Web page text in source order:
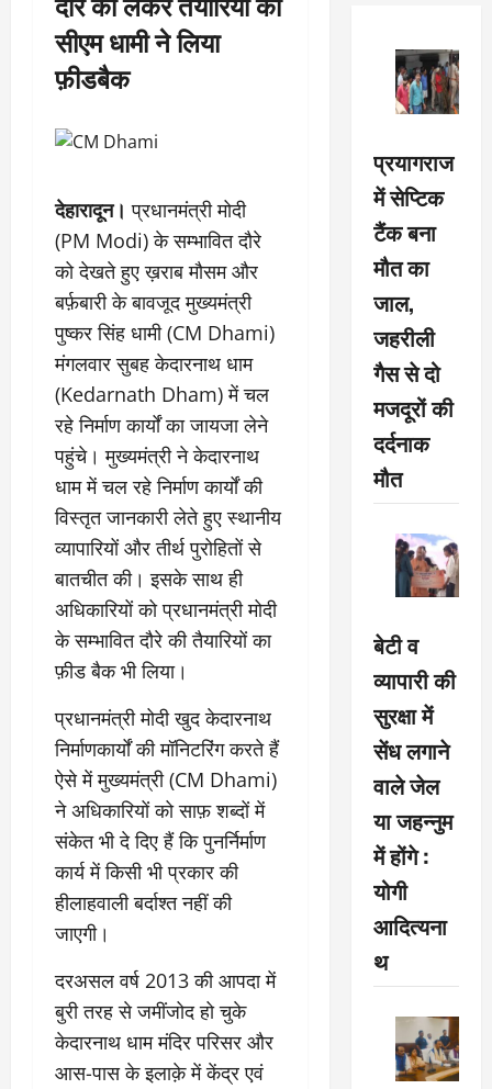
सीएम धामी ने लिया
फ़ीडबैक
देहारादून। प्रधानमंत्री मोदी
(PM Modi) के सम्भावित दौरे
को देखते हुए ख़राब मौसम और
बर्फ़बारी के बावजूद मुख्यमंत्री
पुष्कर सिंह धामी (CM Dhami)
मंगलवार सुबह केदारनाथ धाम
(Kedarnath Dham) में चल
रहे निर्माण कार्यों का जायजा लेने
पहुंचे। मुख्यमंत्री ने केदारनाथ
धाम में चल रहे निर्माण कार्यों की
विस्तृत जानकारी लेते हुए स्थानीय
व्यापारियों और तीर्थ पुरोहितों से
बातचीत की। इसके साथ ही
अधिकारियों को प्रधानमंत्री मोदी
के सम्भावित दौरे की तैयारियों का
फ़ीड बैक भी लिया।
प्रधानमंत्री मोदी खुद केदारनाथ
निर्माणकार्यों की मॉनिटरिंग करते हैं
ऐसे में मुख्यमंत्री (CM Dhami)
ने अधिकारियों को साफ़ शब्दों में
संकेत भी दे दिए हैं कि पुनर्निर्माण
कार्य में किसी भी प्रकार की
हीलाहवाली बर्दाश्त नहीं की
जाएगी।
दरअसल वर्ष 2013 की आपदा में
बुरी तरह से जमींजोद हो चुके
केदारनाथ धाम मंदिर परिसर और
आस-पास के इलाक़े में केंद्र एवं
प्रयागराज
में सेप्टिक
टैंक बना
मौत का
जाल,
जहरीली
गैस से दो
मजदूरों की
दर्दनाक
मौत
बेटी व
व्यापारी की
सुरक्षा में
सेंध लगाने
वाले जेल
या जहन्नुम
में होंगे :
योगी
आदित्यना
थ